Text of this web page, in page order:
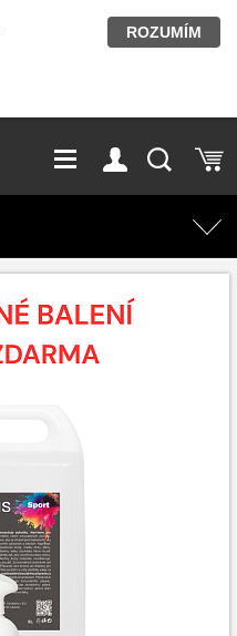
ROZUMÍM
Kontakt
Fitness vybavení